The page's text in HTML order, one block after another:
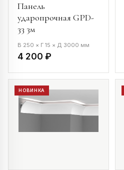
Панель
ударопрочная GPD-
33 3м
В 250 × Г 15 × Д 3000 мм
4 200 ₽
НОВИНКА